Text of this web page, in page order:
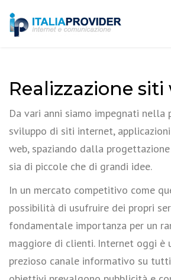
Realizzazione siti
Da vari anni siamo impegnati nella
sviluppo di siti internet,
web, spaziando dalla
sia di piccole che di grandi idee.
In un mercato competitivo come
possibilità di usufruire dei propri
fondamentale importanza per un
maggiore di clienti. Internet oggi è
prezioso canale informativo su